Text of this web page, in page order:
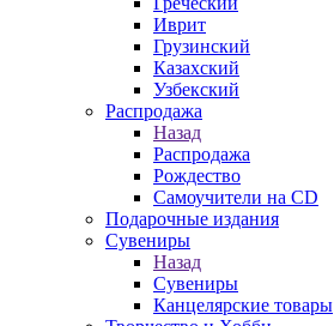
Иврит
Грузинский
Казахский
Узбекский
Распродажа
Назад
Распродажа
Рождество
Самоучители на CD
Подарочные издания
Сувениры
Назад
Сувениры
Канцелярские товары